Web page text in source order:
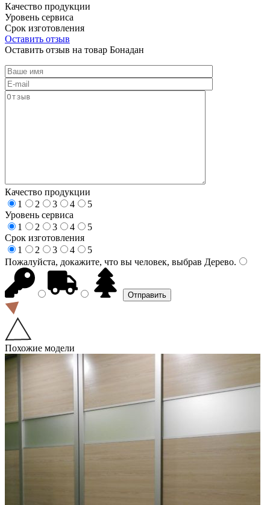
Качество продукции
Уровень сервиса
Срок изготовления
Оставить отзыв
Оставить отзыв на товар Бонадан
Качество продукции
1
2 3 4
5
Уровень сервиса
1
2 3 4
5
Срок изготовления
1
2 3 4
5
Пожалуйста, докажите, что вы человек, выбрав Дерево.
Похожие модели